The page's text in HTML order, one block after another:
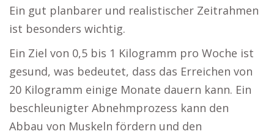
Ein gut planbarer und realistischer Zeitrahmen
ist besonders wichtig.
Ein Ziel von 0,5 bis 1 Kilogramm pro Woche ist
gesund, was bedeutet, dass das Erreichen von
20 Kilogramm einige Monate dauern kann. Ein
beschleunigter Abnehmprozess kann den
Abbau von Muskeln fördern und den